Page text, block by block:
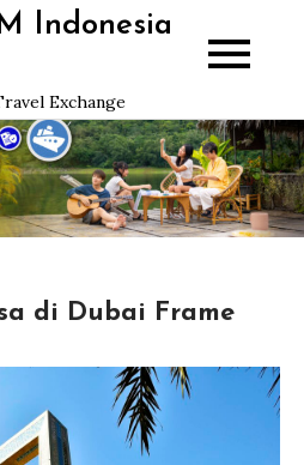
Indonesia
Exchange
di Dubai Frame